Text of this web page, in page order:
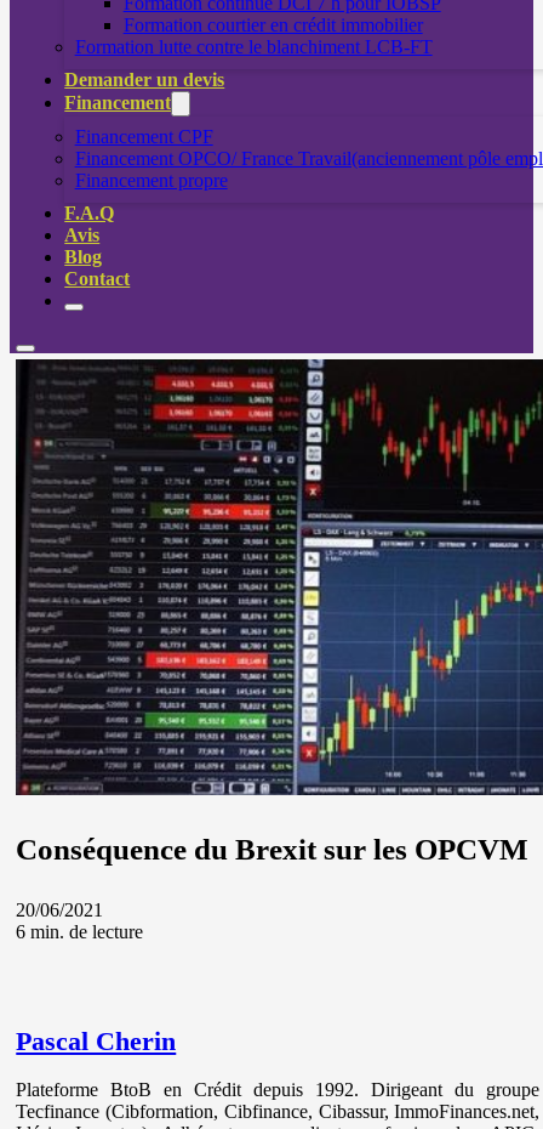
Formation courtier en crédit immobilier
Formation lutte contre le blanchiment LCB-FT
Demander un devis
Financement
Financement CPF
Financement OPCO/ France Travail(anciennement pôle
Financement propre
F.A.Q
Avis
Blog
Contact
Conséquence du Brexit sur les OPCVM
20/06/2021
6 min. de lecture
Pascal Cherin
Plateforme BtoB en Crédit depuis 1992. Dirigeant du groupe
Tecfinance (Cibformation, Cibfinance, Cibassur, ImmoFinances.net,